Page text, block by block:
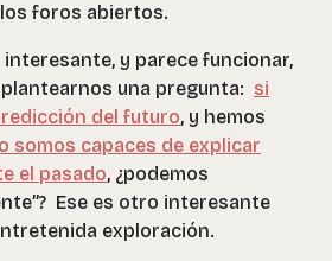
foros abiertos.
interesante, y parece funcionar,
una pregunta: si
del futuro, y hemos
somos capaces de explicar
el pasado, ¿podemos
? Ese es otro interesante
exploración.